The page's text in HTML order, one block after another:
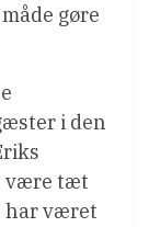
gøre
i den
være tæt
har været